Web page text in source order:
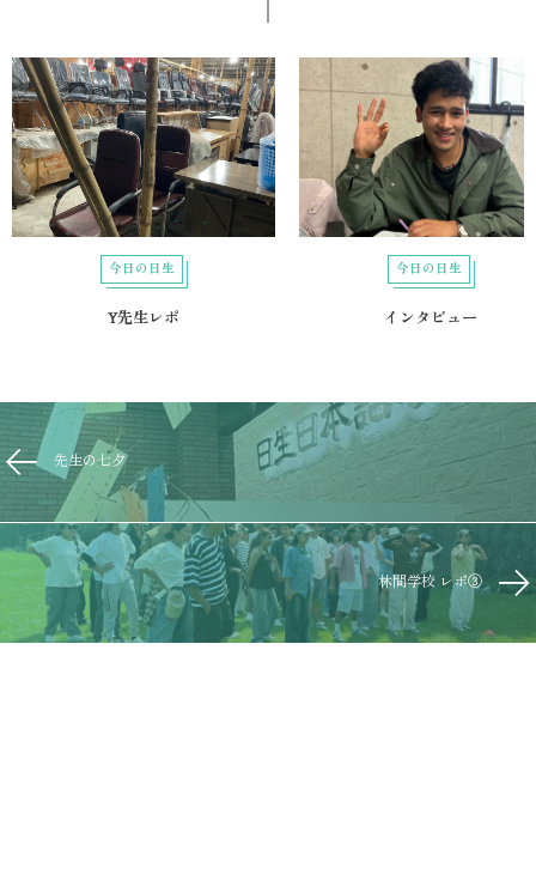
今日の日生
Y先生レポ
今日の日生
インタビュー
先生の七夕
林間学校 レポ③